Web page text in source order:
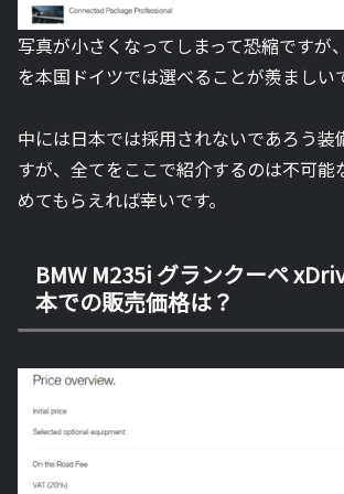
写真が小さくなってしまって恐縮ですが
を本国ドイツでは選べることが羨ましい
中には日本では採用されないであろう装
すが、全てをここで紹介するのは不可能
めてもらえれば幸いです。
BMW M235i グランクーペ
本での販売価格は？